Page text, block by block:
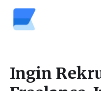
Ingin